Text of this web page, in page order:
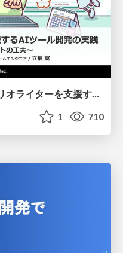
【CEDEC2026】ゲームシナリオライターを支援するAIツール開発の実践 ― 設計とプロンプトの工夫 ―
1 710